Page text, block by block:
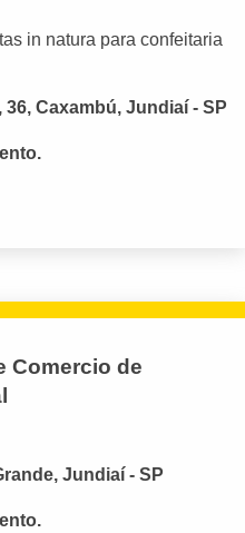
in natura para confeitaria
Caxambú, Jundiaí - SP
Comercio de
Jundiaí - SP